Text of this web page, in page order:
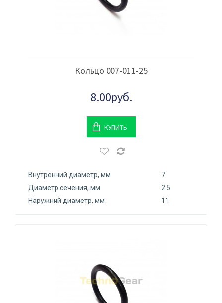
Кольцо 007-011-25
8.00руб.
КУПИТЬ
Внутренний диаметр, мм
7
Диаметр сечения, мм
2.5
Наружний диаметр, мм
11